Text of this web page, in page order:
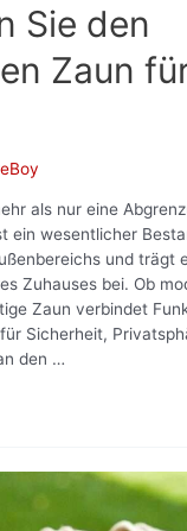
Sie den
Zaun
als nur eine
ein wesentlicher
und trägt
Zuhauses bei. Ob
Zaun verbindet
Sicherheit,
den …